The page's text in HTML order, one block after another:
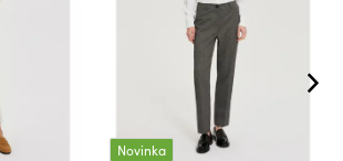
Novinka